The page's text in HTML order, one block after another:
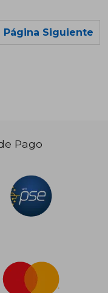
dcto.
Página Siguiente
Pago